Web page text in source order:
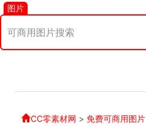
图片
CC零素材网 > 免费可商用图片